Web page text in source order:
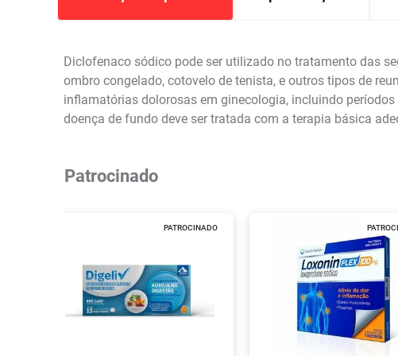
Diclofenaco sódico pode ser utilizado no tratamento das
ombro congelado, cotovelo de tenista, e outros tipos de
inflamatórias dolorosas em ginecologia, incluindo
doença de fundo deve ser tratada com a terapia básica
Patrocinado
PATROCINADO